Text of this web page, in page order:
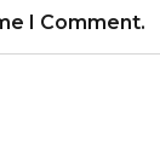
I Comment.